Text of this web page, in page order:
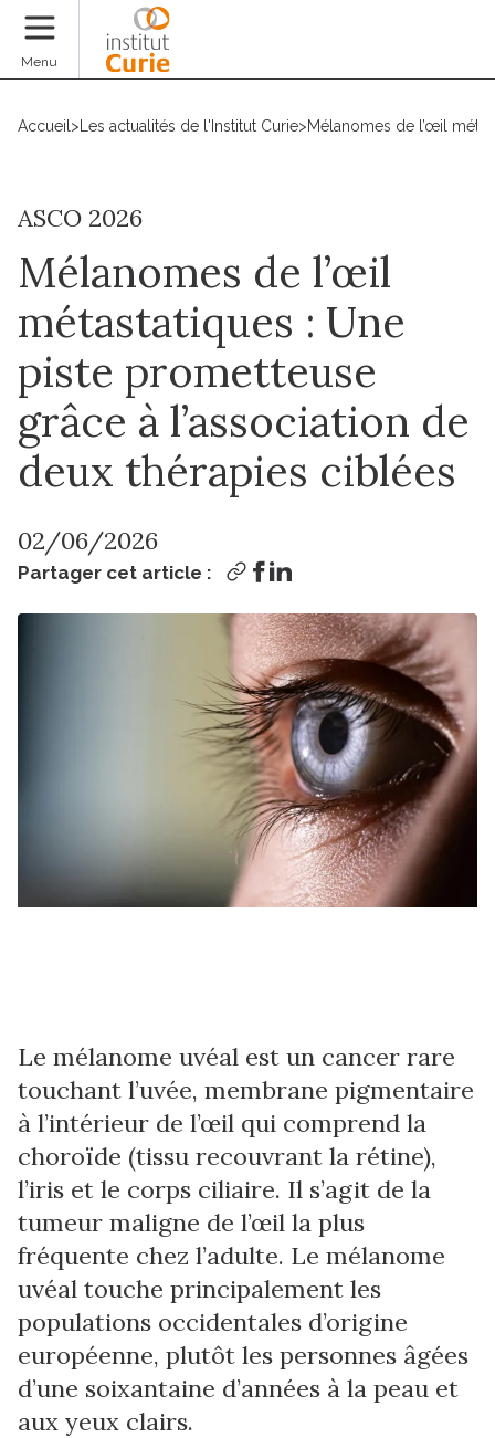
Menu
Accueil > Les actualités de l'Institut Curie>Mélanomes de l’œil
ASCO 2026
Mélanomes de l’œil
métastatiques : Une
piste prometteuse
grâce à l’association de
deux thérapies ciblées
02/06/2026
Partager cet article :
Le mélanome uvéal est un cancer rare
touchant l’uvée, membrane pigmentaire
à l’intérieur de l’œil qui comprend la
choroïde (tissu recouvrant la rétine),
l’iris et le corps ciliaire. Il s’agit de la
tumeur maligne de l’œil la plus
fréquente chez l’adulte. Le mélanome
uvéal touche principalement les
populations occidentales d’origine
européenne, plutôt les personnes âgées
d’une soixantaine d’années à la peau et
aux yeux clairs.